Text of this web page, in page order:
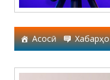
Асосӣ Хабарҳо